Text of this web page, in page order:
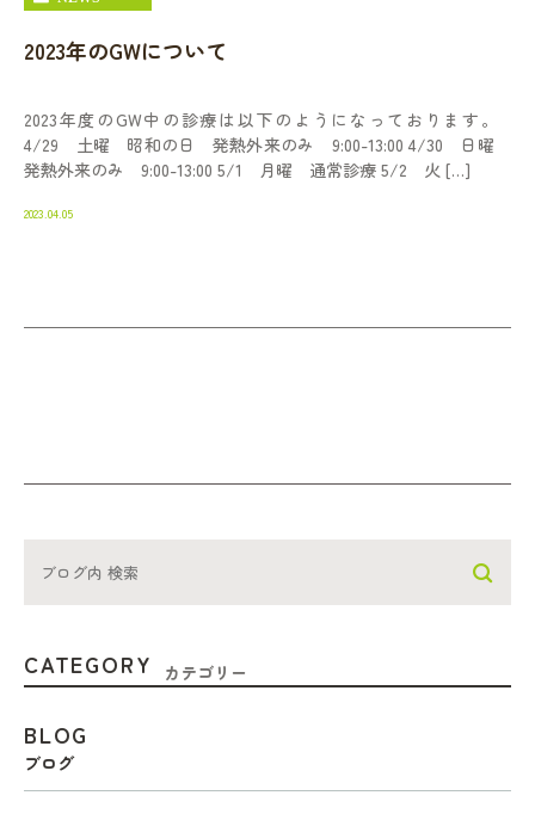
2023年のGWについて
2023年度のGW中の診療は以下のようになっております。
4/29 土曜 昭和の日 発熱外来のみ 9:00-13:00 4/30 日曜
発熱外来のみ 9:00-13:00 5/1 月曜 通常診療 5/2 火 […]
2023.04.05
CATEGORY カテゴリー
BLOG
ブログ